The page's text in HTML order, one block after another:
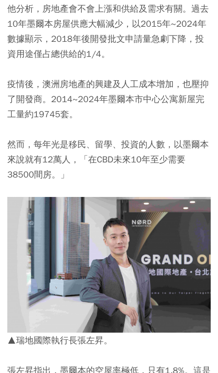
他分析，房地產會不會上漲和供給及需求有關。過去
10年墨爾本房屋供應大幅減少，以2015年~2024年
數據顯示，2018年後開發批文申請量急劇下降，投
資用途僅占總供給的1/4。
疫情後，澳洲房地產的興建及人工成本增加，也壓抑
了開發商。2014~2024年墨爾本市中心公寓新屋完
工量約19745套。
然而，每年光是移民、留學、投資的人數，以墨爾本
來說就有12萬人，「在CBD未來10年至少需要
38500間房。」
▲瑞地國際執行長張左昇。
張左昇指出，墨爾本的空屋率極低，只有1.8%。這是